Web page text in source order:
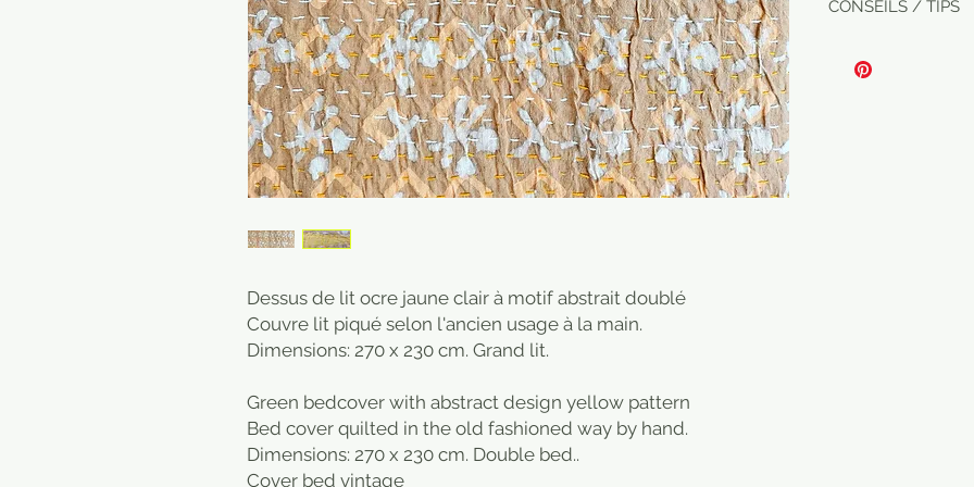
Dessus de lit ocre jaune clair à motif abstrait doublé
Couvre lit piqué selon l'ancien usage à la main.
Dimensions: 270 x 230 cm. Grand lit.
Green bedcover with abstract design yellow pattern
Bed cover quilted in the old fashioned way by hand.
Dimensions: 270 x 230 cm. Double bed..
Cover bed vintage
CONSEILS / TIPS
Hand wash or